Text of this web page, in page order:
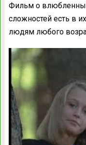
Фильм о
сложностей есть в
людям любого